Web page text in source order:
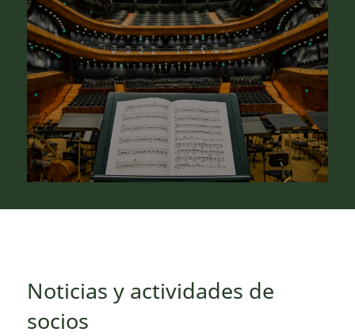
Noticias y actividades de
socios